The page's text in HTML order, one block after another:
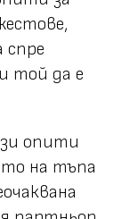
спре
той да е
опити
на тъпа